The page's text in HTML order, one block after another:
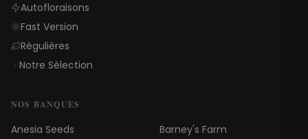
Autofloraisons
Fast Version
Régulières
Notre Sélection
NOS BANQUES
Anesia Seeds
Barney's Farm